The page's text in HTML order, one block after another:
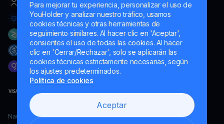
Para mejorar tu experiencia, personalizar el uso de
YouHolder y analizar nuestro tráfico, usamos
cookies técnicas y otras herramientas de
seguimiento similares. Al hacer clic en 'Aceptar',
consientes el uso de todas las cookies. Al hacer
clic en 'Cerrar/Rechazar', solo se aplicarán las
cookies técnicas estrictamente necesarias, según
los ajustes predeterminados.
Política de cookies
Aceptar
Naumard LTD. – únicamente para fines de desarrollo informático,